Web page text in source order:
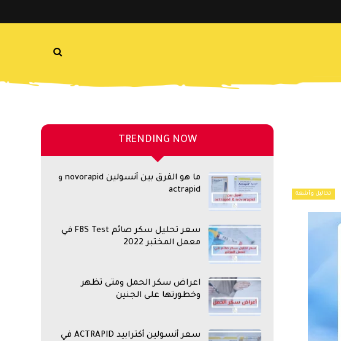
تحاليل وأشعة
TRENDING NOW
ما هو الفرق بين أنسولين novorapid و
actrapid
سعر تحليل سكر صائم FBS Test في
معمل المختبر 2022
اعراض سكر الحمل ومتى تظهر
وخطورتها على الجنين
سعر أنسولين أكترابيد ACTRAPID في